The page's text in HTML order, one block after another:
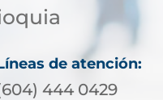
de atención:
444 0429